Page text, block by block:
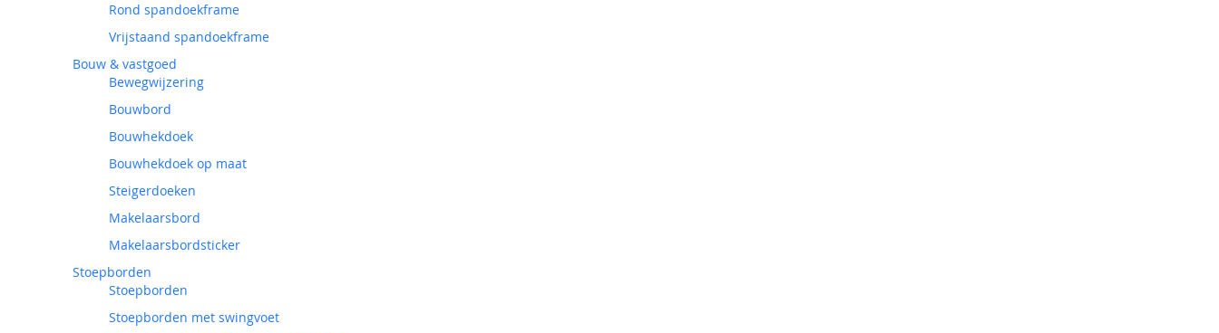
Rond spandoekframe
Vrijstaand spandoekframe
Bouw & vastgoed
Bewegwijzering
Bouwbord
Bouwhekdoek
Bouwhekdoek op maat
Steigerdoeken
Makelaarsbord
Makelaarsbordsticker
Stoepborden
Stoepborden
Stoepborden met swingvoet